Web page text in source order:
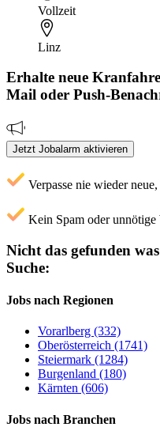
Vollzeit
Linz
Erhalte neue
Mail oder Push-
Jetzt Jobalarm aktivieren
Verpasse nie wieder neue,
Kein Spam oder unnötige
Nicht das gefunden
Suche:
Jobs nach Regionen
Vorarlberg (332)
Oberösterreich (1741)
Steiermark (1284)
Burgenland (180)
Kärnten (606)
Jobs nach Branchen